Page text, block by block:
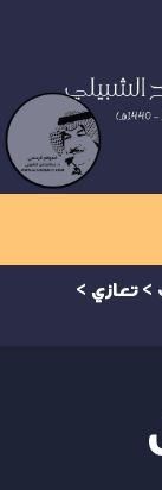
> تعازي >